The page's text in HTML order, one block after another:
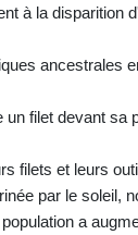
à la disparition
ancestrales
filet devant sa
filets et leurs
par le soleil,
a